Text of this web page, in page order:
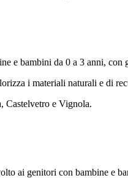
e bambini da 0 a 3 anni,
i materiali naturali e di
Castelvetro e Vignola.
ai genitori con bambine e